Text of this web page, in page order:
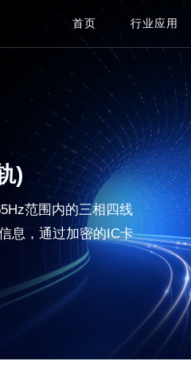
首页 行业应用
)
范围内的三相四线
息，通过加密的IC卡